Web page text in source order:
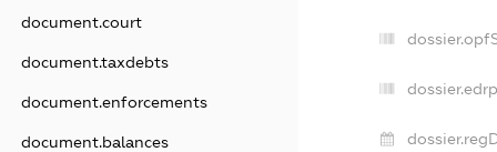
document.court
document.taxdebts
document.enforcements
document.balances